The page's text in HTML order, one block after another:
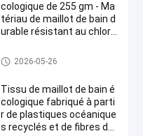
cologique de 255 gm - Ma
tériau de maillot de bain d
urable résistant au chlore
tissu écologique de vêtements
de bain
2026-05-26
Tissu de maillot de bain é
cologique fabriqué à parti
r de plastiques océanique
s recyclés et de fibres dur